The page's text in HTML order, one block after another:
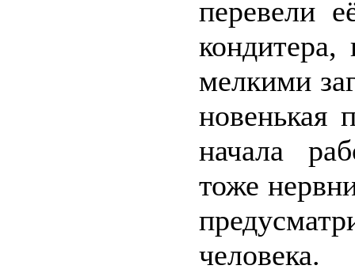
перевели
кондитера,
мелкими
новенькая
начала
тоже
человека.